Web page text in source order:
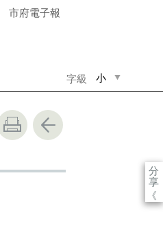
市府電子報
字級 小
分
享
《